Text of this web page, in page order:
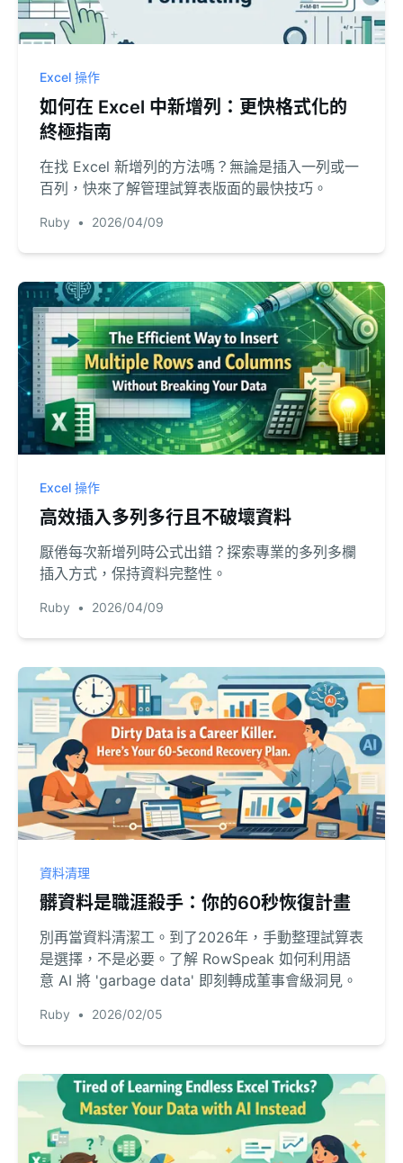
Excel 操作
如何在 Excel 中新增列：更快格式化的
終極指南
在找 Excel 新增列的方法嗎？無論是插入一列或一
百列，快來了解管理試算表版面的最快技巧。
Ruby • 2026/04/09
Excel 操作
高效插入多列多行且不破壞資料
厭倦每次新增列時公式出錯？探索專業的多列多欄
插入方式，保持資料完整性。
Ruby • 2026/04/09
資料清理
髒資料是職涯殺手：你的60秒恢復計畫
別再當資料清潔工。到了2026年，手動整理試算表
是選擇，不是必要。了解 RowSpeak 如何利用語
意 AI 將 'garbage data' 即刻轉成董事會級洞見。
Ruby • 2026/02/05